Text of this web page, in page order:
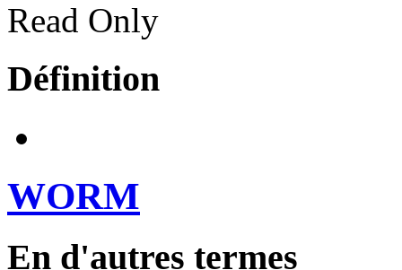
Read Only
Définition
WORM
En d'autres termes